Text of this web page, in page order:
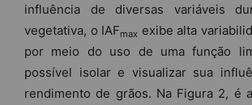
influência de diversas variáveis
vegetativa, o IAFmax exibe alta
por meio do uso de uma função
possível isolar e visualizar sua
rendimento de grãos. Na Figura 2, é